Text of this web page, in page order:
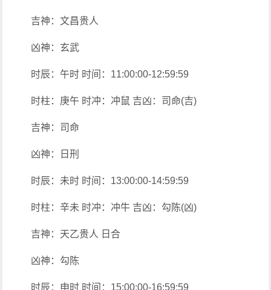
吉神：文昌贵人
凶神：玄武
时辰：午时 时间：11:00:00-12:59:59
时柱：庚午 时冲：冲鼠 吉凶：司命(吉)
吉神：司命
凶神：日刑
时辰：未时 时间：13:00:00-14:59:59
时柱：辛未 时冲：冲牛 吉凶：勾陈(凶)
吉神：天乙贵人 日合
凶神：勾陈
时辰：申时 时间：15:00:00-16:59:59